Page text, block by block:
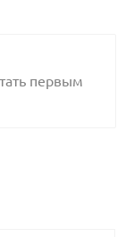
первым